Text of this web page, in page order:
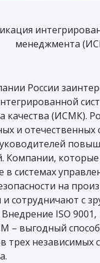
менеджмента
России
качества (ИСМК).
и отечественных
Компании,
в системах
на
и сотрудничают с
ISO 9001,
– выгодный
трех независимых